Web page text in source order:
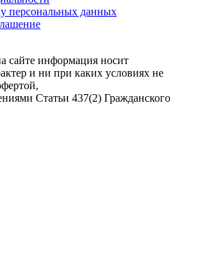
персональных данных
сайте информация носит
и ни при каких условиях не
Статьи 437(2) Гражданского